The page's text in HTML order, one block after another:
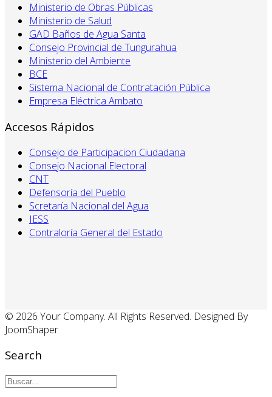
Ministerio de Obras Públicas
Ministerio de Salud
GAD Baños de Agua Santa
Consejo Provincial de Tungurahua
Ministerio del Ambiente
BCE
Sistema Nacional de Contratación Pública
Empresa Eléctrica Ambato
Accesos Rápidos
Consejo de Participacion Ciudadana
Consejo Nacional Electoral
CNT
Defensoría del Pueblo
Scretaría Nacional del Agua
IESS
Contraloría General del Estado
© 2026 Your Company. All Rights Reserved. Designed By
JoomShaper
Search